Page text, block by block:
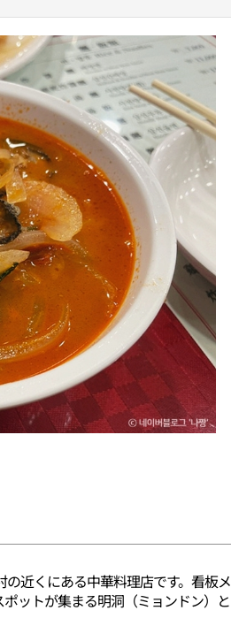
近くにある中華料理店です。看板
ットが集まる明洞（ミョンドン）